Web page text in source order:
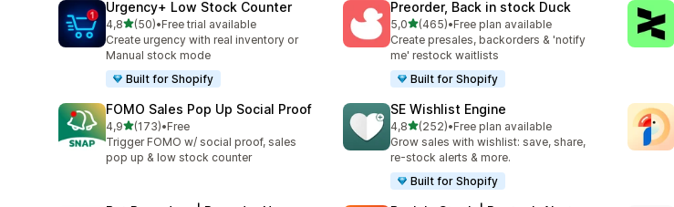
Urgency+ Low Stock Counter
4,8na 5 gwiazdek
(50)
Łączna liczba recenzji: 50
•Free trial available
Create urgency with real inventory or
Manual stock mode
Built for Shopify
Preorder, Back in stock Duck
5,0na 5 gwiazdek
(465)
Łączna liczba recenzji: 465
•Free plan available
Create presales, backorders & 'notify
me' restock waitlists
Built for Shopify
FOMO Sales Pop Up Social Proof
4,9na 5 gwiazdek
(173)
Łączna liczba recenzji: 173
•Free
Trigger FOMO w/ social proof, sales
pop up & low stock counter
SE Wishlist Engine
4,8na 5 gwiazdek
(252)
Łączna liczba recenzji: 252
•Free plan available
Grow sales with wishlist: save, share,
re-stock alerts & more.
Built for Shopify